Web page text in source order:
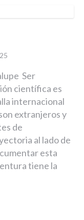
Ser
científica es
internacional
extranjeros y
de
al lado de
esta
tiene la